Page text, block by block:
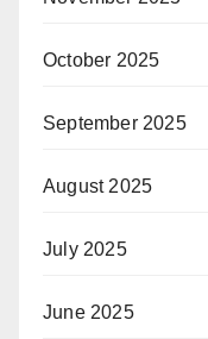
October 2025
September 2025
August 2025
July 2025
June 2025